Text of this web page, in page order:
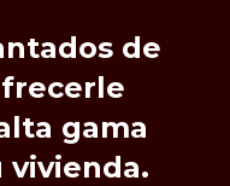
de
gama
vivienda.